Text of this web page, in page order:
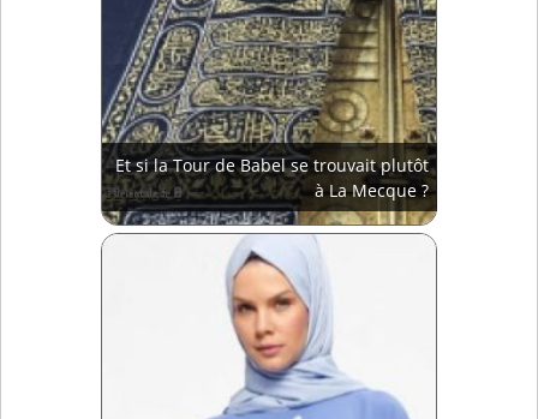
Et si la Tour de Babel se trouvait plutôt
à La Mecque ?